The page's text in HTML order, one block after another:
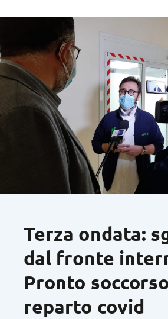
Terza ondata:
dal fronte
Pronto
reparto covid